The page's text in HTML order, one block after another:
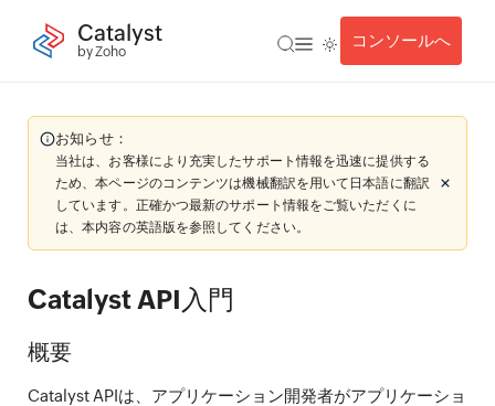
Catalyst
by Zoho
コンソールへ
お知らせ：
当社は、お客様により充実したサポート情報を迅速に提供する
ため、本ページのコンテンツは機械翻訳を用いて日本語に翻訳
しています。正確かつ最新のサポート情報をご覧いただくに
は、本内容の英語版を参照してください。
Catalyst API入門
概要
Catalyst APIは、アプリケーション開発者がアプリケーショ